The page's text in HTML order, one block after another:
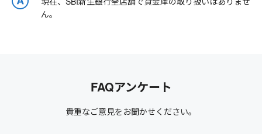
ん。
FAQアンケート
貴重なご意見をお聞かせください。